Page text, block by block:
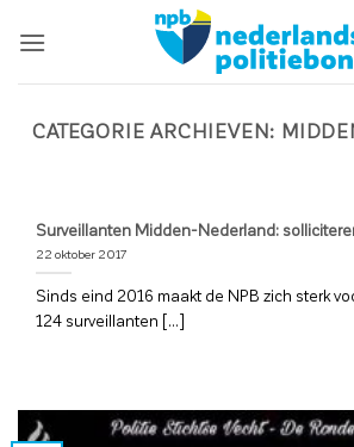
naar
CATEGORIE ARCHIEVEN:
Surveillanten Midden-Nederland:
22 oktober 2017
Sinds eind 2016 maakt de NPB zich sterk
124 surveillanten [...]